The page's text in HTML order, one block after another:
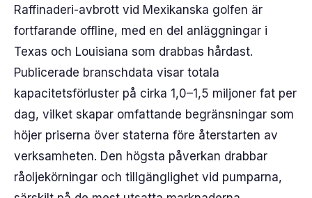
Raffinaderi-avbrott vid Mexikanska golfen är
fortfarande offline, med en del anläggningar i
Texas och Louisiana som drabbas hårdast.
Publicerade branschdata visar totala
kapacitetsförluster på cirka 1,0–1,5 miljoner fat per
dag, vilket skapar omfattande begränsningar som
höjer priserna över staterna före återstarten av
verksamheten. Den högsta påverkan drabbar
råoljekörningar och tillgänglighet vid pumparna,